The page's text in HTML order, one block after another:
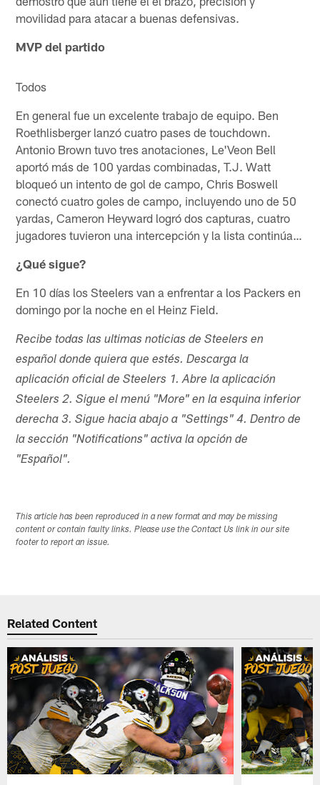
movilidad para atacar a buenas defensivas.
MVP del partido
Todos
En general fue un excelente trabajo de equipo. Ben
Roethlisberger lanzó cuatro pases de touchdown.
Antonio Brown tuvo tres anotaciones, Le'Veon Bell
aportó más de 100 yardas combinadas, T.J. Watt
bloqueó un intento de gol de campo, Chris Boswell
conectó cuatro goles de campo, incluyendo uno de 50
yardas, Cameron Heyward logró dos capturas, cuatro
jugadores tuvieron una intercepción y la lista continúa…
¿Qué sigue?
En 10 días los Steelers van a enfrentar a los Packers en
domingo por la noche en el Heinz Field.
Recibe todas las ultimas noticias de Steelers en
español donde quiera que estés. Descarga la
aplicación oficial de Steelers 1. Abre la aplicación
Steelers 2. Sigue el menú "More" en la esquina inferior
derecha 3. Sigue hacia abajo a "Settings" 4. Dentro de
la sección "Notifications" activa la opción de
"Español".
This article has been reproduced in a new format and may be missing
content or contain faulty links. Please use the Contact Us link in our site
footer to report an issue.
Related Content